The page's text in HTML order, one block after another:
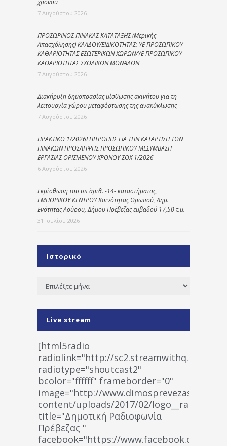
7 Αυγούστου 2026
ΠΡΟΣΩΡΙΝΟΣ ΠΙΝΑΚΑΣ ΚΑΤΑΤΑΞΗΣ (Μερικής
Απασχόλησης) ΚΛΑΔΟΥ/ΕΙΔΙΚΟΤΗΤΑΣ: ΥΕ ΠΡΟΣΩΠΙΚΟΥ
ΚΑΘΑΡΙΟΤΗΤΑΣ ΕΣΩΤΕΡΙΚΩΝ ΧΩΡΩΝ/ΥΕ ΠΡΟΣΩΠΙΚΟΥ
ΚΑΘΑΡΙΟΤΗΤΑΣ ΣΧΟΛΙΚΩΝ ΜΟΝΑΔΩΝ
7 Αυγούστου 2026
Διακήρυξη δημοπρασίας μίσθωσης ακινήτου για τη
λειτουργία χώρου μεταφόρτωσης της ανακύκλωσης
7 Αυγούστου 2026
ΠΡΑΚΤΙΚΟ 1/2026ΕΠΙΤΡΟΠΗΣ ΓΙΑ ΤΗΝ ΚΑΤΑΡΤΙΣΗ ΤΩΝ
ΠΙΝΑΚΩΝ ΠΡΟΣΛΗΨΗΣ ΠΡΟΣΩΠΙΚΟΥ ΜΕΣΥΜΒΑΣΗ
ΕΡΓΑΣΙΑΣ ΟΡΙΣΜΕΝΟΥ ΧΡΟΝΟΥ ΣΟΧ 1/2026
6 Αυγούστου 2026
Εκμίσθωση του υπ΄ αριθ. -14- καταστήματος,
ΕΜΠΟΡΙΚΟΥ ΚΕΝΤΡΟΥ Κοινότητας Ωρωπού, Δημ.
Ενότητας Λούρου, Δήμου Πρέβεζας εμβαδού 17,50 τ.μ.
31 Ιουλίου 2026
Ιστορικό
Ιστορικό
Live stream
[html5radio
radiolink="http://
radiotype="shoutcast2"
bcolor="ffffff" frameborder="0"
image="http://www.dimosprevezas.gr/wp-
content/uploads/2017/02/
title="Δημοτική Ραδιοφωνία
Πρέβεζας "
facebook="https://www.facebook.com/